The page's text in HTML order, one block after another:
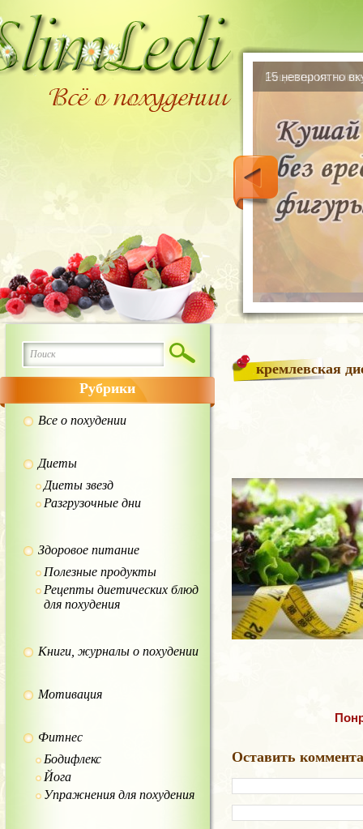
15 невероятно
Рубрики
Все о похудении
Диеты
Диеты звезд
Разгрузочные дни
Здоровое питание
Полезные продукты
Рецепты диетических блюд
для похудения
Книги, журналы о похудении
Мотивация
Фитнес
Бодифлекс
Йога
Упражнения для похудения
кремлевская
Оставить